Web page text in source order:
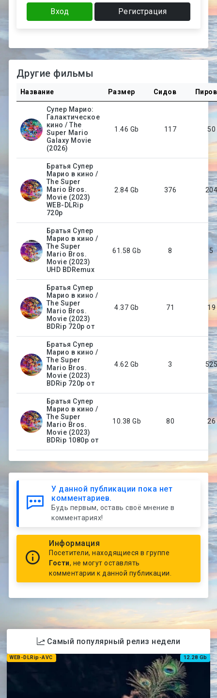
Вход Регистрация
Другие фильмы
Название Размер Сидов Пиров
Супер Марио:
Галактическое
кино / The
Super Mario
Galaxy Movie
(2026)
1.46 Gb 117 50
Братья Супер
Марио в кино /
The Super
Mario Bros.
Movie (2023)
WEB-DLRip
720p
2.84 Gb 376
Братья Супер
Марио в кино /
The Super
Mario Bros.
Movie (2023)
UHD BDRemux
61.58 Gb 8 5
Братья Супер
Марио в кино /
The Super
Mario Bros.
Movie (2023)
BDRip 720p от
4.37 Gb 71 19
Братья Супер
Марио в кино /
The Super
Mario Bros.
Movie (2023)
BDRip 720p от
4.62 Gb 3
Братья Супер
Марио в кино /
The Super
Mario Bros.
Movie (2023)
BDRip 1080p от
10.38 Gb 80 26
У данной публикации пока нет
комментариев.
Будь первым, оставь своё мнение в
комментариях!
Информация
Посетители, находящиеся в группе
Гости, не могут оставлять
комментарии к данной публикации.
Самый популярный релиз недели
WEB-DLRip-AVC 12.28 Gb